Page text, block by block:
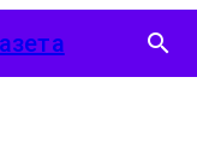
search